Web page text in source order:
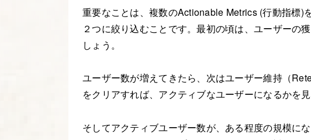
重要なことは、複数のActionable Metrics (行動指標)
２つに絞り込むことです。最初の頃は、ユーザーの
しょう。
ユーザー数が増えてきたら、次はユーザー維持（
をクリアすれば、アクティブなユーザーになるかを
そしてアクティブユーザー数が、ある程度の規模に